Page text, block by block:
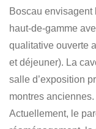
Boscau envisagent
haut-de-gamme
qualitative ouverte
et déjeuner). La
salle d’exposition
montres anciennes. ​
Actuellement, le